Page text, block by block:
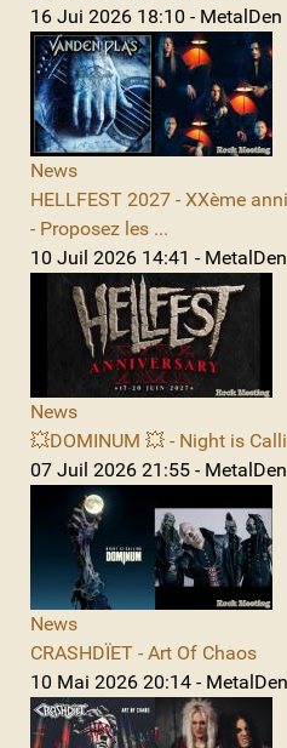
16 Jui 2026 18:10 - MetalDen
News
HELLFEST 2027 - XXème
- Proposez les ...
10 Juil 2026 14:41 - MetalDen
News
💥DOMINUM 💥 - Night is
07 Juil 2026 21:55 - MetalDen
News
CRASHDÏET - Art Of Chaos
10 Mai 2026 20:14 - MetalDen